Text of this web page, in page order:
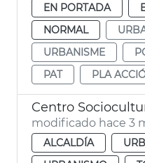
EN PORTADA
NORMAL
URBANISME
PAT
PLA
Centro
modificado hace 3
ALCALDÍA